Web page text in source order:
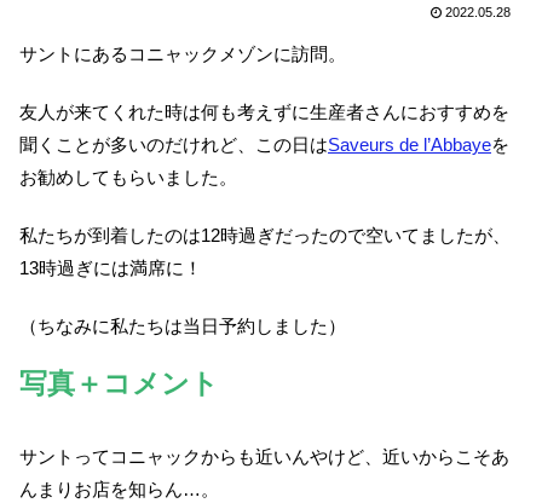
2022.05.28
サントにあるコニャックメゾンに訪問。
友人が来てくれた時は何も考えずに生産者さんにおすすめを
聞くことが多いのだけれど、この日はSaveurs de l’Abbayeを
お勧めしてもらいました。
私たちが到着したのは12時過ぎだったので空いてましたが、
13時過ぎには満席に！
（ちなみに私たちは当日予約しました）
写真＋コメント
サントってコニャックからも近いんやけど、近いからこそあ
んまりお店を知らん…。